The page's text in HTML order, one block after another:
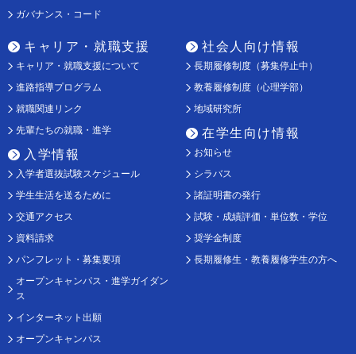
ガバナンス・コード
キャリア・就職支援
キャリア・就職支援について
進路指導プログラム
就職関連リンク
先輩たちの就職・進学
入学情報
入学者選抜試験スケジュール
学生生活を送るために
交通アクセス
資料請求
パンフレット・募集要項
オープンキャンパス・進学ガイダン
ス
インターネット出願
オープンキャンパス
社会人向け情報
長期履修制度（募集停止中）
教養履修制度（心理学部）
地域研究所
在学生向け情報
お知らせ
シラバス
諸証明書の発行
試験・成績評価・単位数・学位
奨学金制度
長期履修生・教養履修学生の方へ